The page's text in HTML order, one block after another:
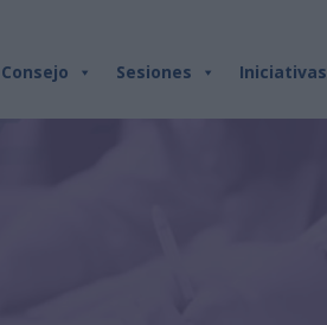
Sesiones Iniciativas